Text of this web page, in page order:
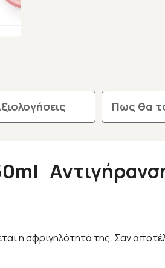
Πως θα
η σφριγηλότητά της. Σαν